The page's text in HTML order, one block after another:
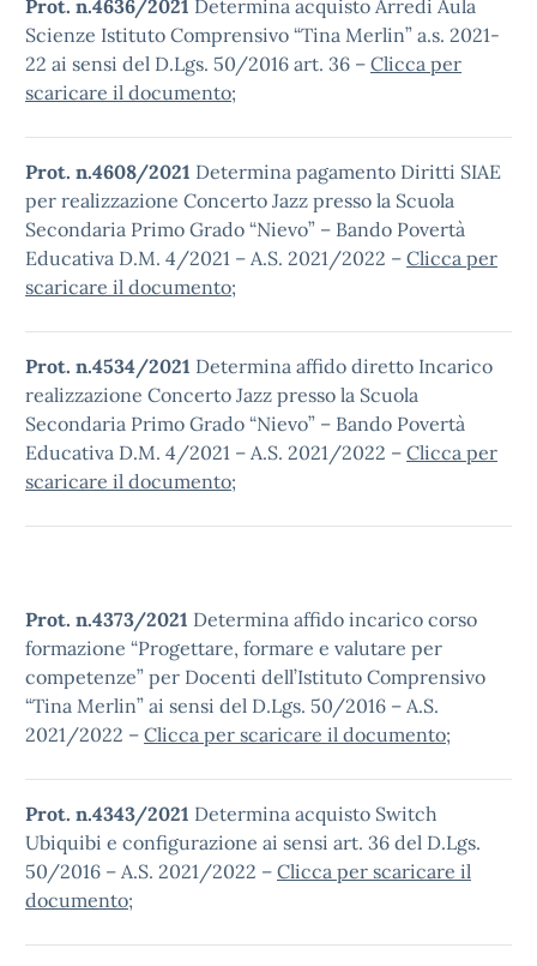
Prot. n.4636/2021 Determina acquisto Arredi Aula
Scienze Istituto Comprensivo “Tina Merlin” a.s. 2021-
22 ai sensi del D.Lgs. 50/2016 art. 36 – Clicca per
scaricare il documento;
Prot. n.4608/2021 Determina pagamento Diritti SIAE
per realizzazione Concerto Jazz presso la Scuola
Secondaria Primo Grado “Nievo” – Bando Povertà
Educativa D.M. 4/2021 – A.S. 2021/2022 – Clicca per
scaricare il documento;
Prot. n.4534/2021 Determina affido diretto Incarico
realizzazione Concerto Jazz presso la Scuola
Secondaria Primo Grado “Nievo” – Bando Povertà
Educativa D.M. 4/2021 – A.S. 2021/2022 – Clicca per
scaricare il documento;
Prot. n.4373/2021 Determina affido incarico corso
formazione “Progettare, formare e valutare per
competenze” per Docenti dell’Istituto Comprensivo
“Tina Merlin” ai sensi del D.Lgs. 50/2016 – A.S.
2021/2022 – Clicca per scaricare il documento;
Prot. n.4343/2021 Determina acquisto Switch
Ubiquibi e configurazione ai sensi art. 36 del D.Lgs.
50/2016 – A.S. 2021/2022 – Clicca per scaricare il
documento;